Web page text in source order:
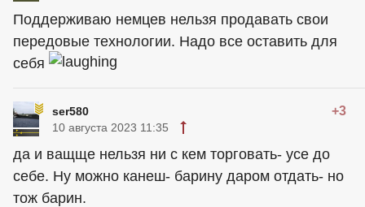
Поддерживаю немцев нельзя продавать свои
передовые технологии. Надо все оставить для
себя
ser580 +3
10 августа 2023 11:35
да и ващще нельзя ни с кем торговать- усе до
себе. Ну можно канеш- барину даром отдать- но
тож барин.